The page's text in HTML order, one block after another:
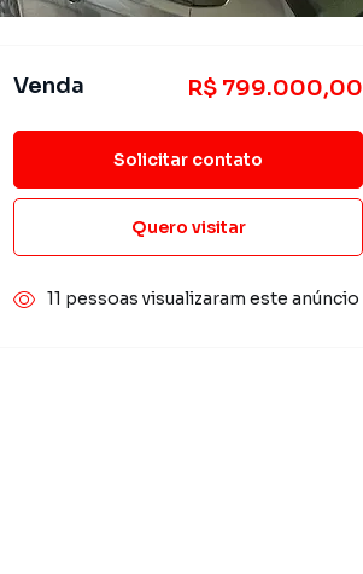
Venda R$ 799.000,00
Solicitar contato
Quero visitar
11 pessoas visualizaram este anúncio